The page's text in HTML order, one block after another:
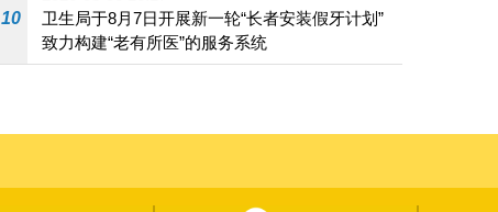
10
卫生局于8月7日开展新一轮“长者安装假牙计划”
致力构建“老有所医”的服务系统